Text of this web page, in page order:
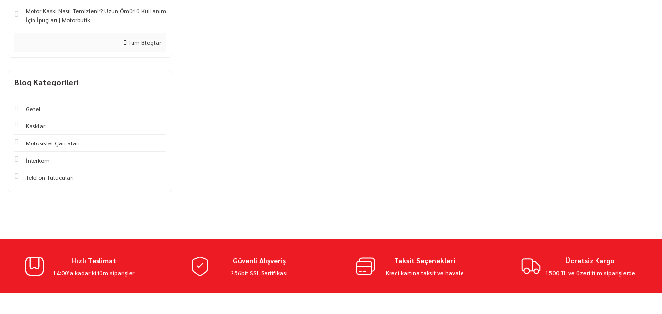
Motor Kaskı Nasıl Temizlenir? Uzun Ömürlü Kullanım
İçin İpuçları | Motorbutik
Tüm Bloglar
Blog Kategorileri
Genel
Kasklar
Motosiklet Çantaları
İnterkom
Telefon Tutucuları
Hızlı Teslimat
14:00’a kadar ki tüm siparişler
Güvenli Alışveriş
256bit SSL Sertifikası
Taksit Seçenekleri
Kredi kartına taksit ve havale
Ücretsiz Kargo
1500 TL ve üzeri tüm siparişlerde